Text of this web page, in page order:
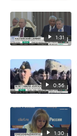
1:31
0:56
1:30